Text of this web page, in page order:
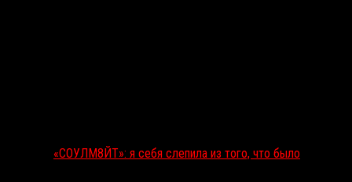
«СОУЛМ8ЙТ»: я себя слепила из того, что было